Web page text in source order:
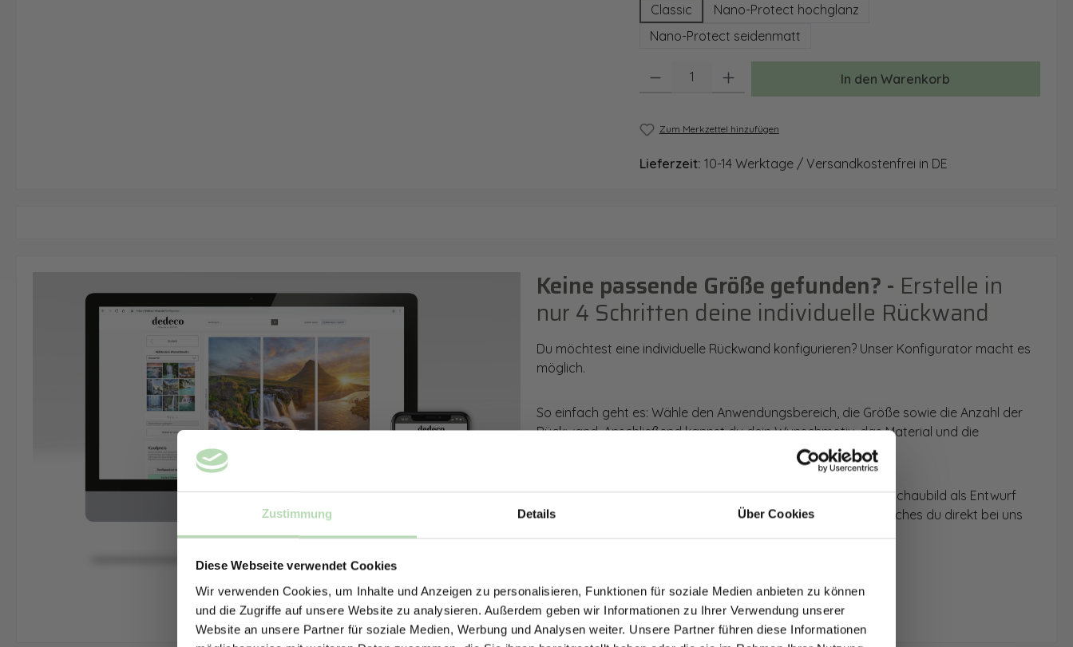
Zustimmung Details Über Cookies
Diese Webseite verwendet Cookies
Wir verwenden Cookies, um Inhalte und Anzeigen zu personalisieren, Funktionen für soziale Medien anbieten zu können
und die Zugriffe auf unsere Website zu analysieren. Außerdem geben wir Informationen zu Ihrer Verwendung unserer
Website an unsere Partner für soziale Medien, Werbung und Analysen weiter. Unsere Partner führen diese Informationen
Classic
Nano-Protect hochglanz
Nano-Protect seidenmatt
Produkt Anzahl: Gib den gewünschten Wert ein oder benutze die Schaltflächen
In den Warenkorb
Zum Merkzettel hinzufügen
Lieferzeit: 10-14 Werktage / Versandkostenfrei in DE
Keine passende Größe gefunden? - Erstelle in
nur 4 Schritten deine individuelle Rückwand
Du möchtest eine individuelle Rückwand konfigurieren? Unser Konfigurator macht es
möglich.
So einfach geht es: Wähle den Anwendungsbereich, die Größe sowie die Anzahl der
Rückwand. Anschließend kannst du dein Wunschmotiv, das Material und die
Mithilfe unseres Konfigurators werden dir die Rückwände im Schaubild als Entwurf
dargestellt. Parallel erhältst du dein individuelles Angebot, welches du direkt bei uns
bestellen kannst.
Zum Konfigurator
Jetzt zum Newsletter anmelden.